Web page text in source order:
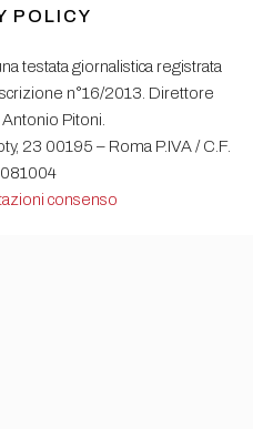
POLICY
testata giornalistica registrata
n°16/2013. Direttore
Pitoni.
23 00195 – Roma P.IVA / C.F.
consenso